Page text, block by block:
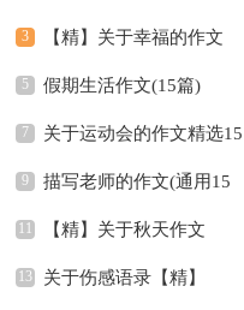
【精】关于幸福的作文
假期生活作文(15篇)
关于运动会的作文精选15
篇 描写老师的作文(通用15
篇) 【精】关于秋天作文
关于伤感语录【精】